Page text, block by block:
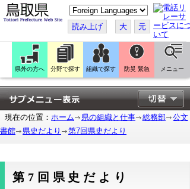
こ
の
ペ
ー
ジ
翻
訳
す
る
読み上げ 大 元
県外の方へ 分野で探す 組織で探す 防災 緊急 メニュー
現在の位置： ホーム 県の組織と仕事 総務部
公文
書館
県史だより 第7回県史だより
第7回県史だより